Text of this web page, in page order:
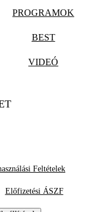
PROGRAMOK
BEST
VIDEÓ
Feltételek
Előfizetési ÁSZF